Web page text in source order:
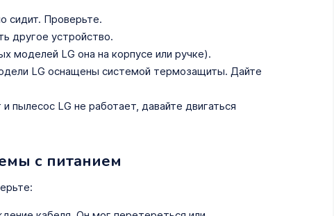
сидит. Проверьте.
другое устройство.
моделей LG она на корпусе или ручке).
LG оснащены системой термозащиты. Дайте
пылесос LG не работает, давайте двигаться
с питанием